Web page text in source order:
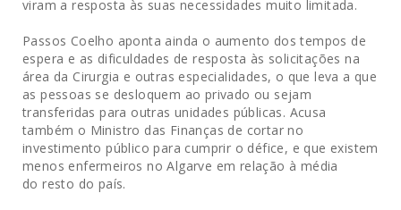
viram a resposta às suas necessidades muito limitada.
Passos Coelho aponta ainda o aumento dos tempos de
espera e as dificuldades de resposta às solicitações na
área da Cirurgia e outras especialidades, o que leva a que
as pessoas se desloquem ao privado ou sejam
transferidas para outras unidades públicas. Acusa
também o Ministro das Finanças de cortar no
investimento público para cumprir o défice, e que existem
menos enfermeiros no Algarve em relação à média
do resto do país.